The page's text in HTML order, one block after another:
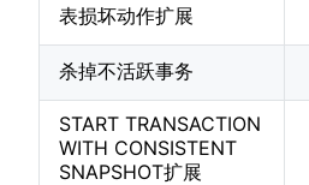
表损坏动作扩展
杀掉不活跃事务
START TRANSACTION
WITH CONSISTENT
SNAPSHOT扩展